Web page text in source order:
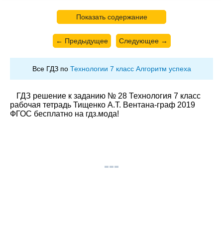
Показать содержание
← Предыдущее Следующее →
Все ГДЗ по Технологии 7 класс Алгоритм успеха
ГДЗ решение к заданию № 28 Технология 7 класс
рабочая тетрадь Тищенко А.Т. Вентана-граф 2019
ФГОС бесплатно на гдз.мода!